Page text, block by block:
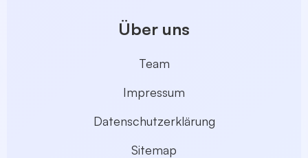
Über uns
Team
Impressum
Datenschutzerklärung
Sitemap